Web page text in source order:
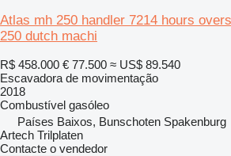
Atlas mh 250 handler 7214 hours
250 dutch machi
R$ 458.000 € 77.500 ≈ US$ 89.540
Escavadora de movimentação
2018
Combustível gasóleo
Países Baixos, Bunschoten Spakenburg
Artech Trilplaten
Contacte o vendedor